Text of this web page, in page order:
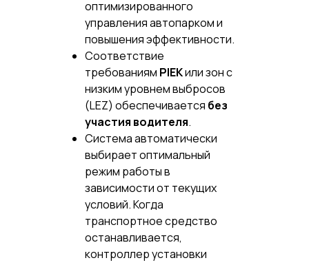
оптимизированного
управления автопарком и
повышения эффективности.
Соответствие
требованиям PIEKили зон с
низким уровнем выбросов
(LEZ) обеспечивается без
участия водителя.
Система автоматически
выбирает оптимальный
режим работы в
зависимости от текущих
условий. Когда
транспортное средство
останавливается,
контроллер установки